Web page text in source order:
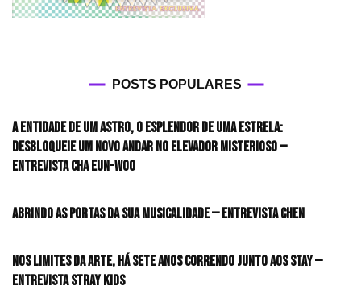
POSTS POPULARES
A entidade de um astro, o esplendor de uma estrela:
desbloqueie um novo andar no elevador misterioso —
Entrevista CHA EUN-WOO
Abrindo as portas da sua musicalidade — Entrevista CHEN
Nos limites da arte, há sete anos correndo junto aos STAY —
Entrevista Stray Kids